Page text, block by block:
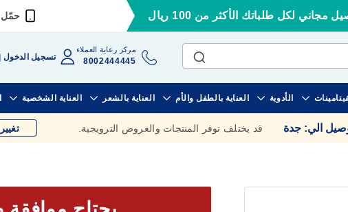
مجاني لكل طلباتك الأكثر من 100 ريال حمّل
مركز رعاية العملاء
8002444445 تسجيل الدخول
الأدوية العناية بالطفل والأم العناية بالشعر العناية الشخصية
الي: جدة قد يختلف توفر المنتجات والعروض الترويجية. تغيير